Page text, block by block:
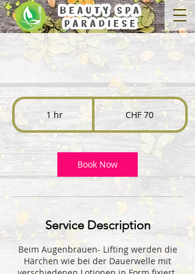
1 hr1
Swiss
CHF 70
Book Now
Service Description
Beim Augenbrauen- Lifting werden die
Härchen wie bei der Dauerwelle mit